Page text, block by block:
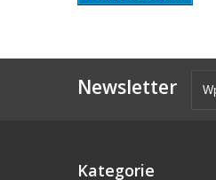
Newsletter
Kategorie